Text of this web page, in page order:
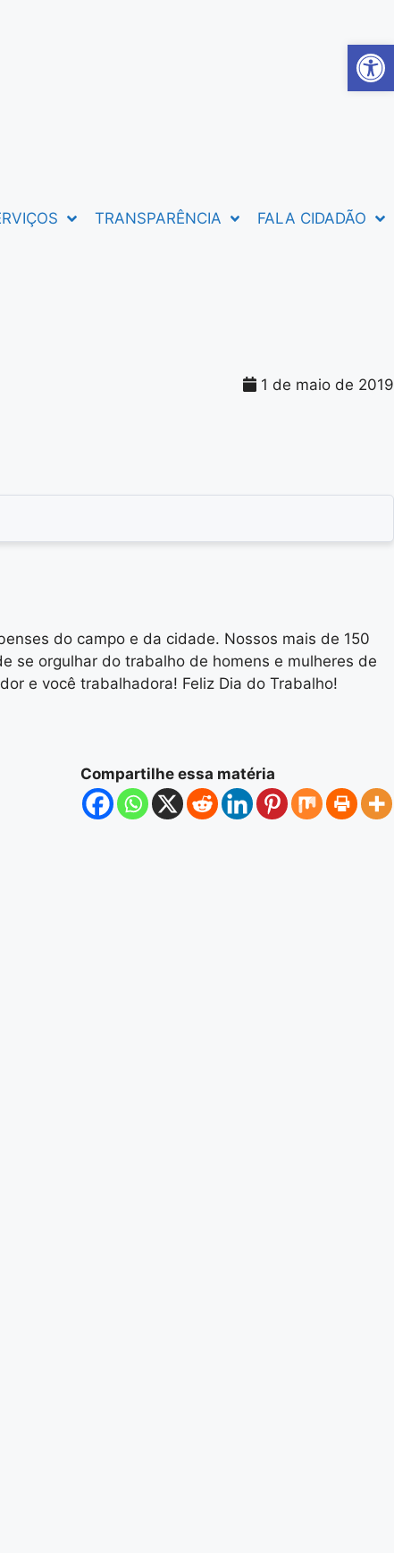
TRANSPARÊNCIA FALA CIDADÃO
1 de maio de 2019
do campo e da cidade. Nossos mais de 150
se orgulhar do trabalho de homens e mulheres de
e você trabalhadora! Feliz Dia do Trabalho!
Compartilhe essa matéria
Abrir